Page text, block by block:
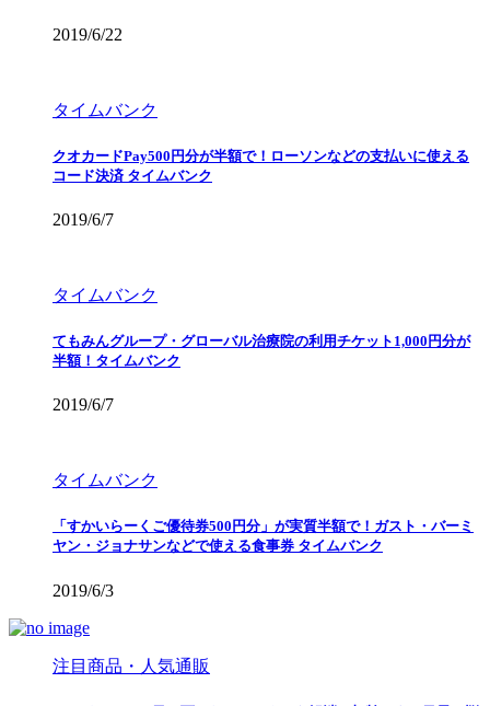
2019/6/22
タイムバンク
クオカードPay500円分が半額で！ローソンなどの支払いに使える
コード決済 タイムバンク
2019/6/7
タイムバンク
てもみんグループ・グローバル治療院の利用チケット1,000円分が
半額！タイムバンク
2019/6/7
タイムバンク
「すかいらーくご優待券500円分」が実質半額で！ガスト・バーミ
ヤン・ジョナサンなどで使える食事券 タイムバンク
2019/6/3
注目商品・人気通販